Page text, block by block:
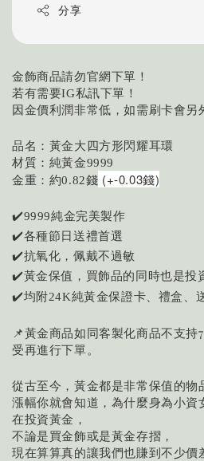
分享
金飾商品請勿官網下單！
若有需要IG私訊下單！
因金價利潤非常低，如需刷卡會另
品名：黃金大四方形閃耀耳環
材質：純黃金9999
金重： 約0.82錢 (+-0.03錢)
✔️9999純金完美製作
✔️各種節日送禮首選
✔️抗氧化，佩戴不過敏
✔️黃金保值，買飾品的同時也是投
✔️均附24K純黃金保證卡、禮盒、
📌黃金商品如同客製化商品不支
受再進行下單。
從古至今，黃金都是非常保值的物
漲幅你就會知道，為什麼身為小資
在投資黃金，
不論是買金飾或是黃金存摺，
現在算算真的讓我們也賺到不少價